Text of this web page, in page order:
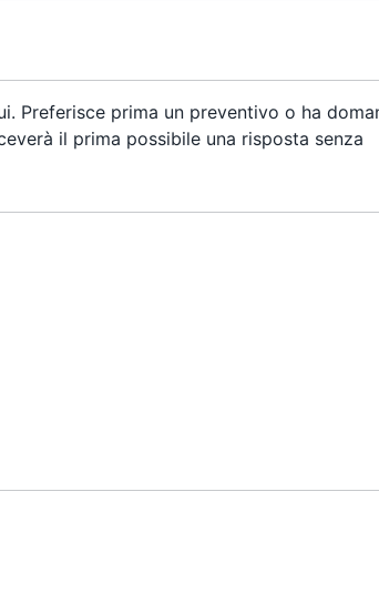
Preferisce prima un preventivo o ha
il prima possibile una risposta senza